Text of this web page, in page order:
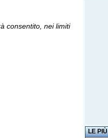
consentito, nei limiti
LE